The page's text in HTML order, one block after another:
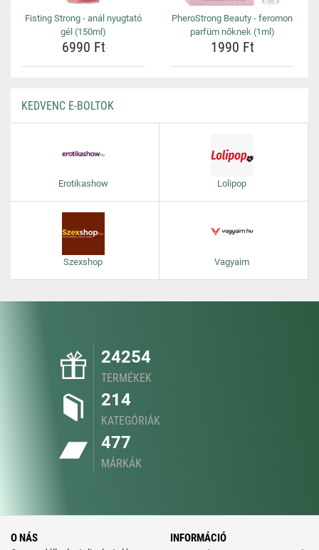
Fisting Strong - anál nyugtató
gél (150ml)
6990 Ft
PheroStrong Beauty - feromon
parfüm nőknek (1ml)
1990 Ft
KEDVENC E-BOLTOK
Erotikashow Lolipop
Szexshop Vagyaim
24254
TERMÉKEK
214
KATEGÓRIÁK
477
MÁRKÁK
O NÁS INFORMÁCIÓ